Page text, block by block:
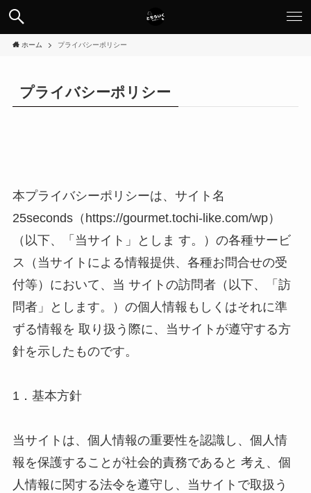
ホーム プライバシーポリシー
プライバシーポリシー
本プライバシーポリシーは、サイト名
25seconds（https://gourmet.tochi-like.com/wp）
（以下、「当サイト」としま す。）の各種サービ
ス（当サイトによる情報提供、各種お問合せの受
付等）において、当 サイトの訪問者（以下、「訪
問者」とします。）の個人情報もしくはそれに準
ずる情報を 取り扱う際に、当サイトが遵守する方
針を示したものです。
1．基本方針
当サイトは、個人情報の重要性を認識し、個人情
報を保護することが社会的責務であると 考え、個
人情報に関する法令を遵守し、当サイトで取扱う